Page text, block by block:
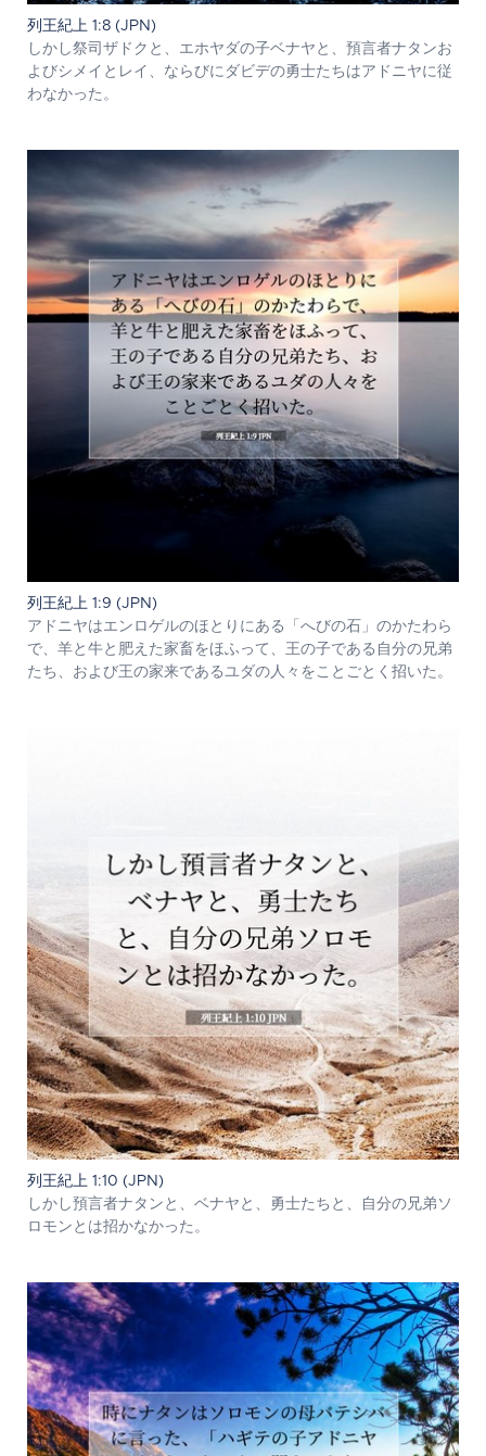
列王紀上 1:8 (JPN)
しかし祭司ザドクと、エホヤダの子ベナヤと、預言者ナタンお
よびシメイとレイ、ならびにダビデの勇士たちはアドニヤに従
わなかった。
列王紀上 1:9 (JPN)
アドニヤはエンロゲルのほとりにある「へびの石」のかたわら
で、羊と牛と肥えた家畜をほふって、王の子である自分の兄弟
たち、および王の家来であるユダの人々をことごとく招いた。
列王紀上 1:10 (JPN)
しかし預言者ナタンと、ベナヤと、勇士たちと、自分の兄弟ソ
ロモンとは招かなかった。